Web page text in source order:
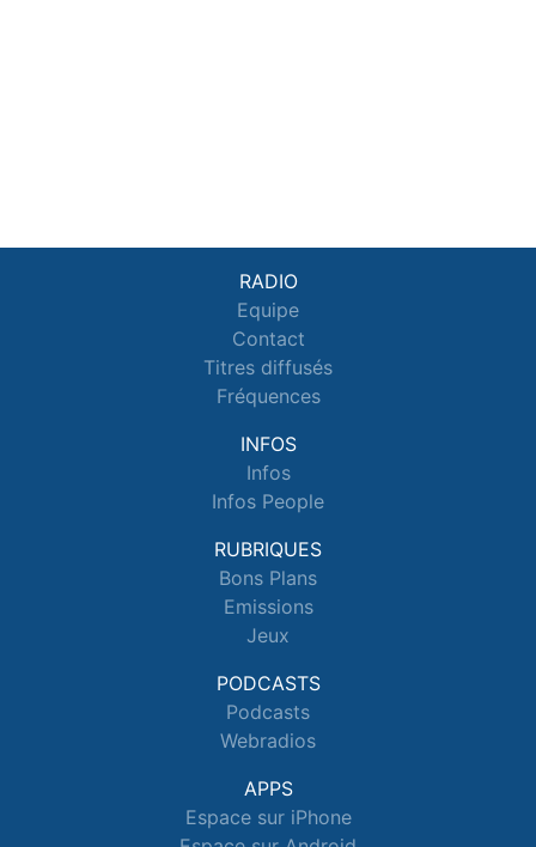
RADIO
Equipe
Contact
Titres diffusés
Fréquences
INFOS
Infos
Infos People
RUBRIQUES
Bons Plans
Emissions
Jeux
PODCASTS
Podcasts
Webradios
APPS
Espace sur iPhone